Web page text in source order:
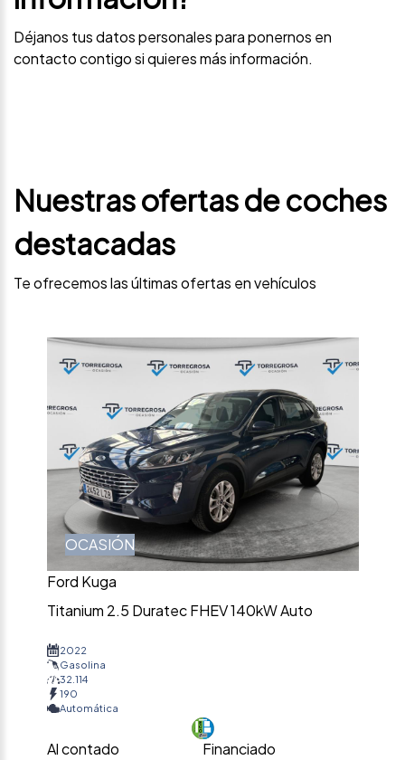
Déjanos tus datos personales para ponernos en
contacto contigo si quieres más información.
Nuestras ofertas de coches
destacadas
Te ofrecemos las últimas ofertas en vehículos
OCASIÓN
Ford Kuga
Titanium 2.5 Duratec FHEV 140kW Auto
2022
Gasolina
32.114
190
Automática
Al contado
Financiado